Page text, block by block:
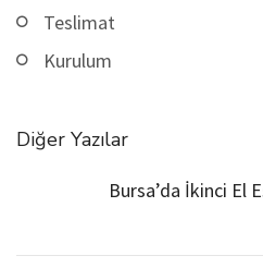
Teslimat
Kurulum
Diğer Yazılar
Bursa’da İkinci El